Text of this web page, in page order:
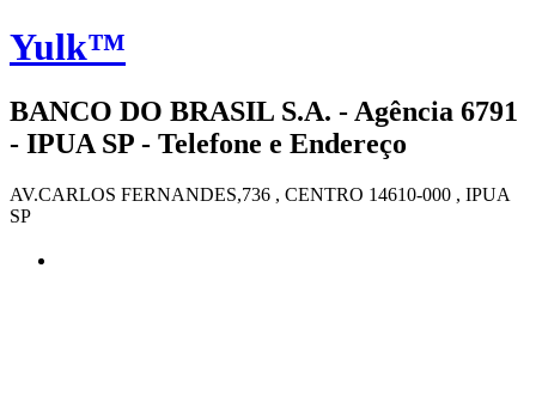
Yulk™
BANCO DO BRASIL S.A. - Agência 6791
- IPUA SP - Telefone e Endereço
AV.CARLOS FERNANDES,736 , CENTRO 14610-000 , IPUA
SP